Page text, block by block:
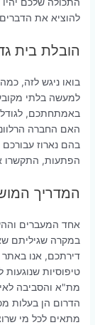
להוציא את
הובלת בית
בואו ניגש לזה,
למעשה בלתי
באמתחתכם,
האם החברה
בהם נארוז
הפתעות, התקשרו
המדריך
אחד המעברים
במקרה שגיליתם
דירתכם, אנו
טיפוסיות
מת"א והסביבה
הדרום הן בעלות
מתאים לכל מי